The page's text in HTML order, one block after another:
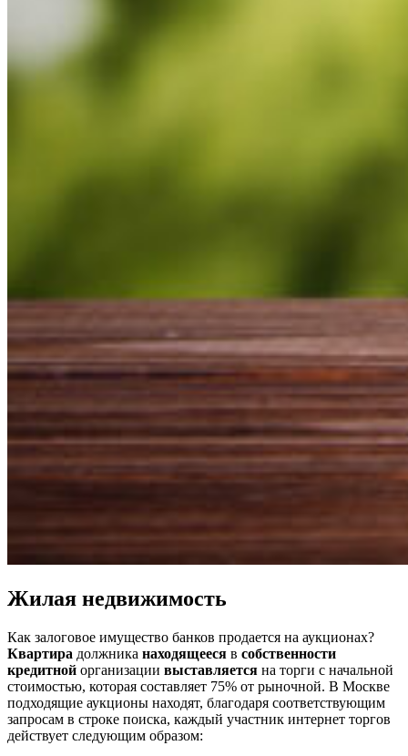
Жилая недвижимость
Как залоговое имущество банков продается на аукционах?
Квартира должника находящееся в собственности
кредитной организации выставляется на торги с начальной
стоимостью, которая составляет 75% от рыночной. В Москве
подходящие аукционы находят, благодаря соответствующим
запросам в строке поиска, каждый участник интернет торгов
действует следующим образом: